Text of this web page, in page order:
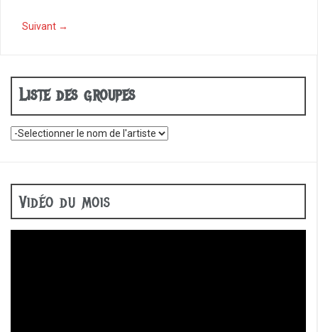
k
Suivant →
Liste des groupes
Vidéo du mois